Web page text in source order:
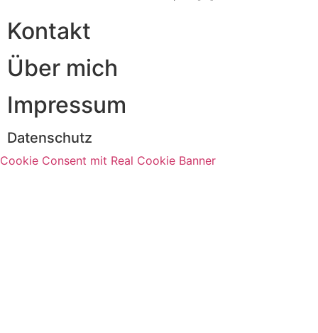
Kontakt
Über mich
Impressum
Datenschutz
Cookie Consent mit Real Cookie Banner